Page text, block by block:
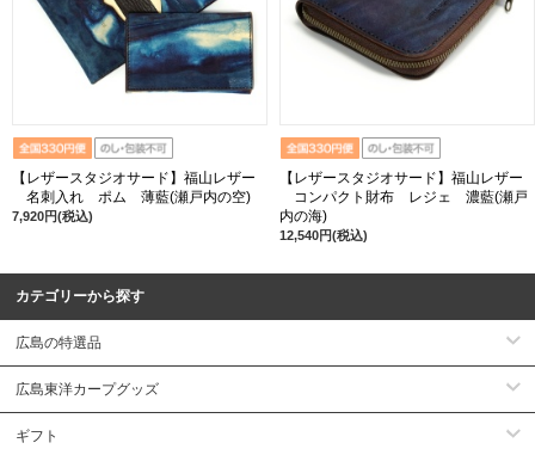
【レザースタジオサード】福山レザー
名刺入れ ポム 薄藍(瀬戸内の空)
7,920円(税込)
【レザースタジオサード】福山レザー
コンパクト財布 レジェ 濃藍(瀬戸
内の海)
12,540円(税込)
カテゴリーから探す
広島の特選品
広島東洋カープグッズ
ギフト